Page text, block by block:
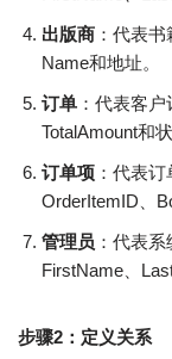
出版商 ：代表
Name和地址。
订单 ：代表客
TotalAmount和状
订单项 ：代表
OrderItemID、
管理员 ：代表
FirstName、
步骤2：定义关系